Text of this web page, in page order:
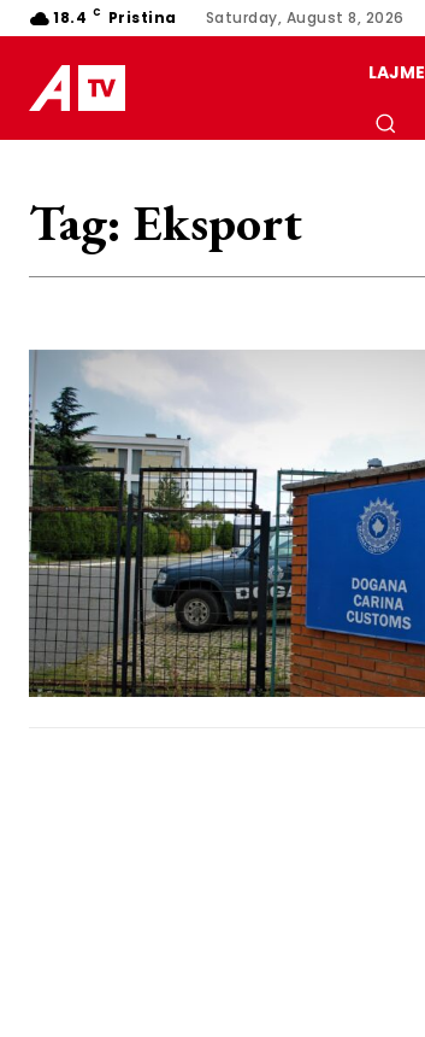
18.4 C Pristina Saturday, August 8, 2026
LAJME
Tag: Eksport